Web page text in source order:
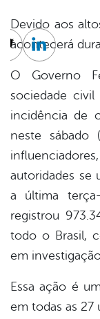
Devido aos
acontecerá
O Governo
sociedade
incidência de
neste sábado
autoridades se
a última
registrou
todo o Brasil,
em
Essa ação é
em todas as 27
Twitter